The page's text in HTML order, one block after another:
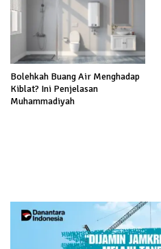
Bolehkah Buang Air Menghadap
Kiblat? Ini Penjelasan
Muhammadiyah